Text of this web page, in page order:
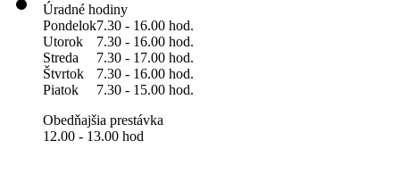
Úradné hodiny
Pondelok7.30 - 16.00 hod.
Utorok
7.30 - 16.00 hod.
Streda
7.30 - 17.00 hod.
Štvrtok
7.30 - 16.00 hod.
Piatok
7.30 - 15.00 hod.
Obedňajšia prestávka
12.00 - 13.00 hod